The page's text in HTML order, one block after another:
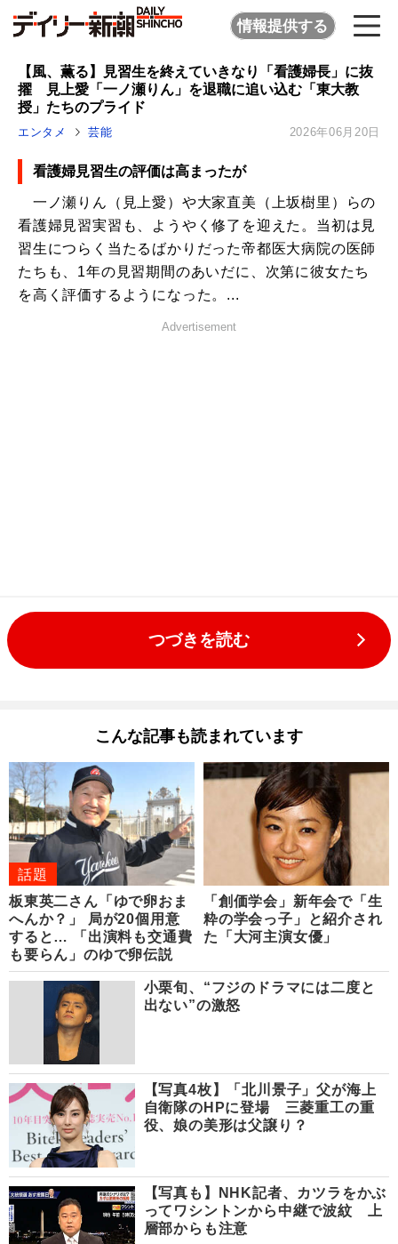
情報提供する
【風、薫る】見習生を終えていきなり「看護婦長」に抜
擢 見上愛「一ノ瀬りん」を退職に追い込む「東大教
授」たちのプライド
エンタメ 芸能 2026年06月20日
看護婦見習生の評価は高まったが
一ノ瀬りん（見上愛）や大家直美（上坂樹里）らの
看護婦見習実習も、ようやく修了を迎えた。当初は見
習生につらく当たるばかりだった帝都医大病院の医師
たちも、1年の見習期間のあいだに、次第に彼女たち
を高く評価するようになった。...
Advertisement
つづきを読む
こんな記事も読まれています
話題
板東英二さん「ゆで卵おま
へんか？」 局が20個用意
すると… 「出演料も交通費
も要らん」のゆで卵伝説
「創価学会」新年会で「生
粋の学会っ子」と紹介され
た「大河主演女優」
小栗旬、“フジのドラマには二度と
出ない”の激怒
【写真4枚】「北川景子」父が海上
自衛隊のHPに登場 三菱重工の重
役、娘の美形は父譲り？
【写真も】NHK記者、カツラをかぶ
ってワシントンから中継で波紋 上
層部からも注意